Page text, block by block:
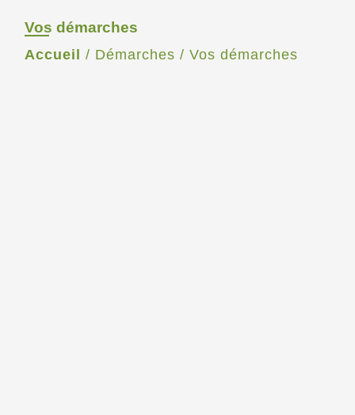
Vos démarches
Accueil / Démarches / Vos démarches